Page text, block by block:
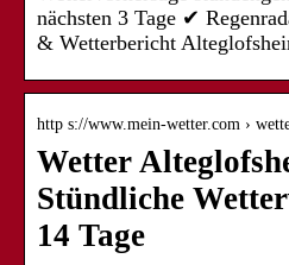
nächsten 3 Tage ✔
& Wetterbericht
http s://www.mein-wetter.com ›
Wetter
Stündliche
14 Tage